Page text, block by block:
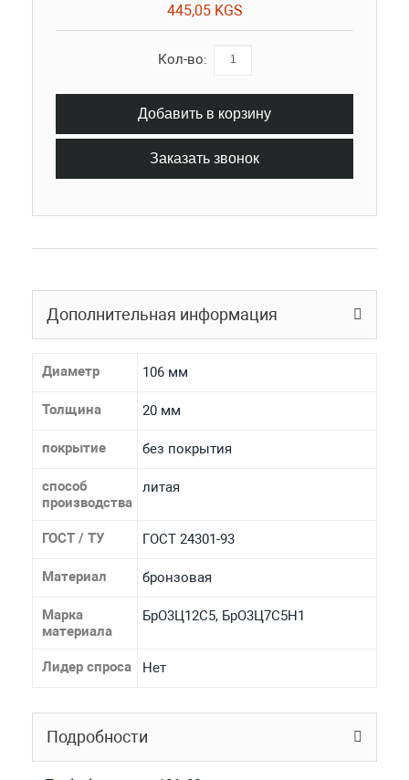
445,05 KGS
Кол-во:
Добавить в корзину
Заказать звонок
Дополнительная информация
Диаметр 106 мм
Толщина 20 мм
покрытие без покрытия
способ
производства
литая
ГОСТ / ТУ ГОСТ 24301-93
Материал бронзовая
Марка
материала
БрО3Ц12С5, БрО3Ц7С5Н1
Лидер спроса Нет
Подробности